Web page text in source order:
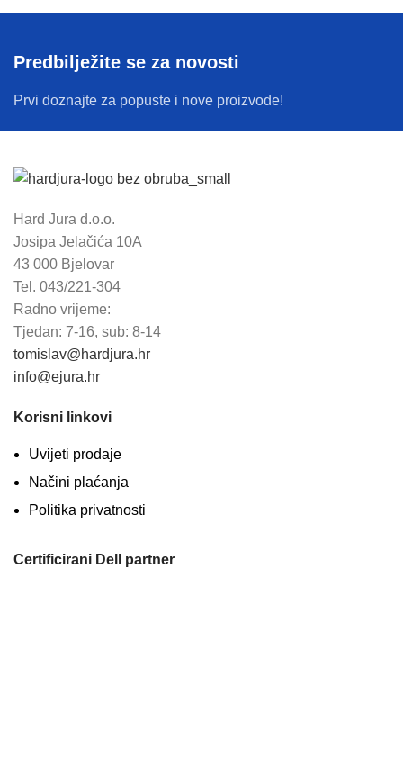
Predbilježite se za novosti
Prvi doznajte za popuste i nove proizvode!
Hard Jura d.o.o.
Josipa Jelačića 10A
43 000 Bjelovar
Tel. 043/221-304
Radno vrijeme:
Tjedan: 7-16, sub: 8-14
tomislav@hardjura.hr
info@ejura.hr
Korisni linkovi
Uvijeti prodaje
Načini plaćanja
Politika privatnosti
Certificirani Dell partner